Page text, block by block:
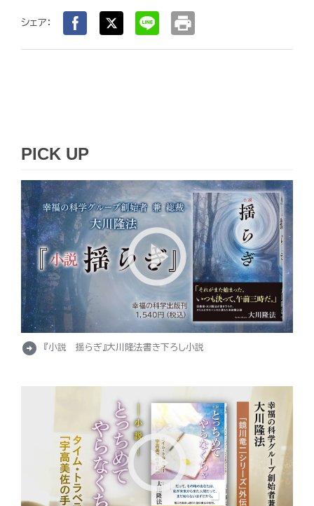
シェア： print
PICK UP
arrow_circle_right 『小説 揺らぎ』大川隆法書き下ろし小説